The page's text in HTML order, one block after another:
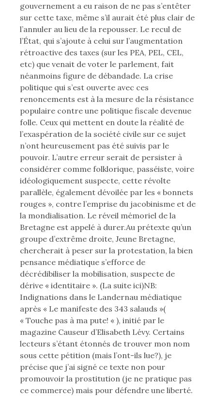
gouvernement a eu raison de ne pas s’entêter
sur cette taxe, même s’il aurait été plus clair de
l’annuler au lieu de la repousser. Le recul de
l’État, qui s’ajoute à celui sur l’augmentation
rétroactive des taxes (sur les PEA, PEL, CEL,
etc) que venait de voter le parlement, fait
néanmoins figure de débandade. La crise
politique qui s’est ouverte avec ces
renoncements est à la mesure de la résistance
populaire contre une politique fiscale devenue
folle. Ceux qui mettent en doute la réalité de
l’exaspération de la société civile sur ce sujet
n’ont heureusement pas été suivis par le
pouvoir. L’autre erreur serait de persister à
considérer comme folklorique, passéiste, voire
idéologiquement suspecte, cette révolte
parallèle, également dévoilée par les « bonnets
rouges », contre l’emprise du jacobinisme et de
la mondialisation. Le réveil mémoriel de la
Bretagne est appelé à durer.Au prétexte qu’un
groupe d’extrême droite, Jeune Bretagne,
chercherait à peser sur la protestation, la bien
pensance médiatique s’efforce de
décrédibiliser la mobilisation, suspecte de
dérive « identitaire ». (La suite ici)NB:
Indignations dans le Landernau médiatique
après « Le manifeste des 343 salauds »(
« Touche pas à ma pute! « ), initié par le
magazine Causeur d’Elisabeth Lévy. Certains
lecteurs s’étant étonnés de trouver mon nom
sous cette pétition (mais l’ont-ils lue?), je
précise que j’ai signé ce texte non pour
promouvoir la prostitution (je ne pratique pas
ce commerce) mais pour défendre une liberté.